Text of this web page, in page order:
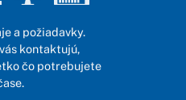
a požiadavky.
kontaktujú,
čo potrebujete